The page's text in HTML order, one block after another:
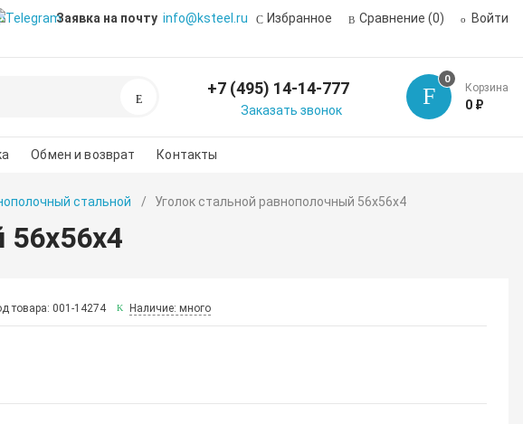
Заявка на почту info@ksteel.ru Избранное Сравнение (0) Войти
Поиск +7 (495) 14-14-777
Заказать звонок
0
Корзина
0 ₽
Обмен и возврат Контакты
стальной Уголок стальной равнополочный 56х56х4
56х56х4
товара: 001-14274 Наличие: много